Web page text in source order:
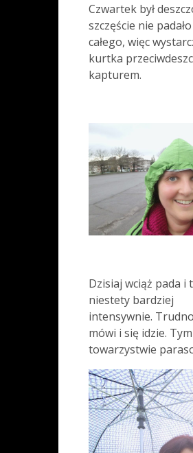
Czwartek był
szczęście nie
całego, więc
kurtka
kapturem.
Dzisiaj wciąż pada i
niestety bardziej
intensywnie.
mówi i się idzie.
towarzystwie